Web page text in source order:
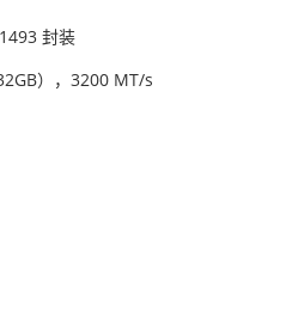
封装
），3200 MT/s